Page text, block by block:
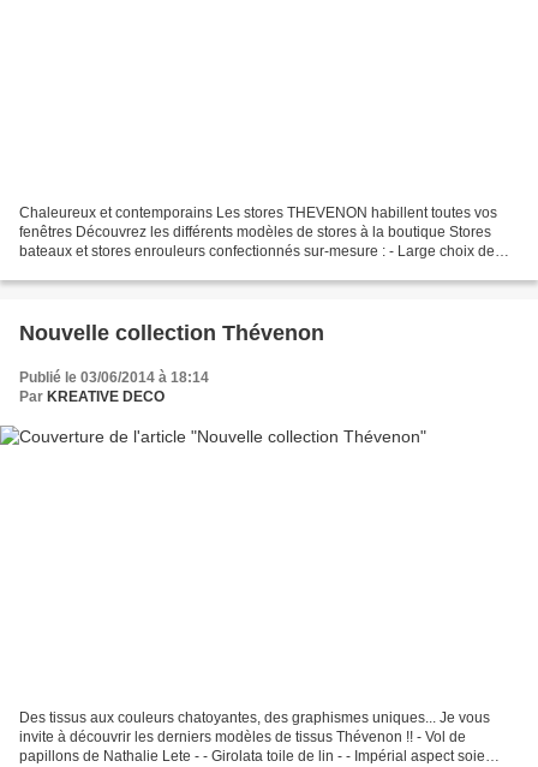
Chaleureux et contemporains Les stores THEVENON habillent toutes vos
fenêtres Découvrez les différents modèles de stores à la boutique Stores
bateaux et stores enrouleurs confectionnés sur-mesure : - Large choix de
Nouvelle collection Thévenon
Publié le 03/06/2014 à 18:14
Par KREATIVE DECO
Des tissus aux couleurs chatoyantes, des graphismes uniques... Je vous
invite à découvrir les derniers modèles de tissus Thévenon !! - Vol de
papillons de Nathalie Lete - - Girolata toile de lin - - Impérial aspect soie